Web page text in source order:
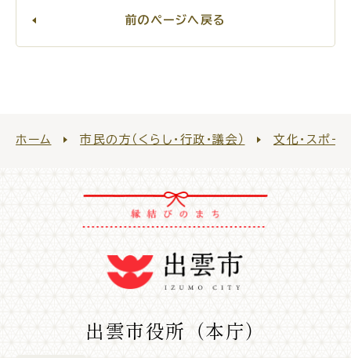
前のページへ戻る
ホーム 市民の方（くらし・行政・議会） 文化・スポー
出雲市役所（本庁）